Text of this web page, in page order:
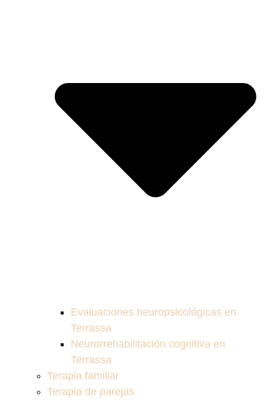
Evaluaciones neuropsicológicas en
Terrassa
Neurorrehabilitación cognitiva en
Terrassa
Terapia familiar
Terapia de parejas